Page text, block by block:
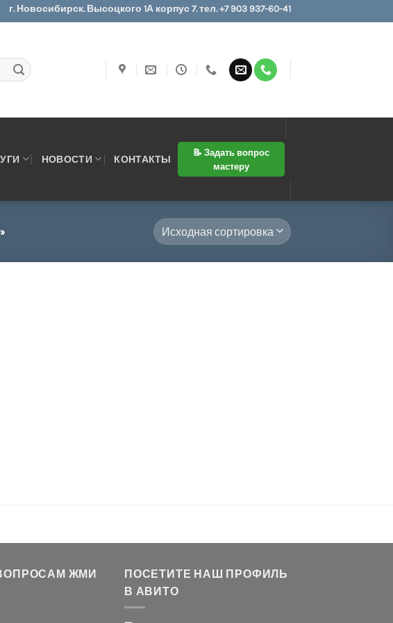
г. Новосибирск. Высоцкого 1А корпус 7. тел. +7 903 937-60-41
НОВОСТИ КОНТАКТЫ
📝 Задать вопрос
мастеру
ЖМИ
ПОСЕТИТЕ НАШ ПРОФИЛЬ
В АВИТО